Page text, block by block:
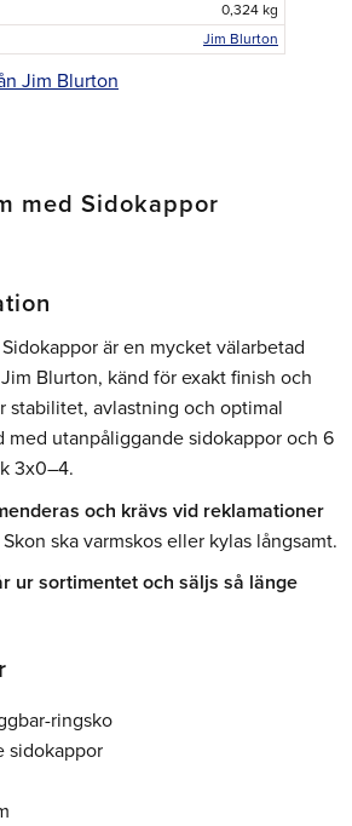
0,324 kg
Jim Blurton
Jim Blurton
med Sidokappor
är en mycket välarbetad
Blurton, känd för exakt finish och
stabilitet, avlastning och optimal
med utanpåliggande sidokappor och 6
3x0–4.
och krävs vid reklamationer
Skon ska varmskos eller kylas långsamt.
ur sortimentet och säljs så länge
ringsko
sidokappor